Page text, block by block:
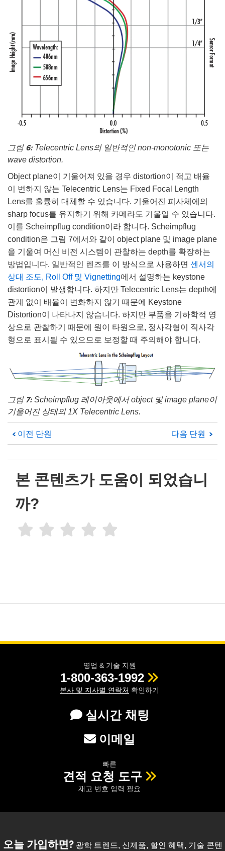
그림 6: Telecentric Lens의 일반적인 non-monotonic 또는
wave distortion.
Object plane이 기울어져 있을 경우 distortion이 적고 배율
이 변하지 않는 Telecentric Lens는 Fixed Focal Length
Lens를 훌륭히 대체할 수 있습니다. 기울어진 피사체에의
sharp focus를 유지하기 위해 카메라도 기울일 수 있습니다.
이를 Scheimpflug condition이라 합니다. Scheimpflug
condition은 그림 7에서와 같이 object plane 및 image plane
을 기울여 머신 비전 시스템이 관찰하는 depth를 확장하는
방법입니다. 일반적인 렌즈를 이 방식으로 사용하면 센서의
상대 조도, Roll Off 및 Vignetting에서 설명하는 keystone
distortion이 발생합니다. 하지만 Telecentric Lens는 depth에
관계 없이 배율이 변화하지 않기 때문에 Keystone
Distortion이 나타나지 않습니다. 하지만 부품을 기하학적 영
상으로 관찰하기 때문에 원이 타원으로, 정사각형이 직사각
형으로 표시될 수 있으므로 보정할 때 주의해야 합니다.
그림 7: Scheimpflug 레이아웃에서 object 및 image plane이
기울어진 상태의 1X Telecentric Lens.
이전 단원 다음 단원
본 콘텐츠가 도움이 되었습니
까?
영업 & 기술 지원
1-800-363-1992
본사 및 지사별 연락처 확인하기
실시간 채팅
이메일
빠른
견적 요청 도구
재고 번호 입력 필요
오늘 가입하면?광학 트렌드, 신제품, 할인 혜택, 기술 콘텐